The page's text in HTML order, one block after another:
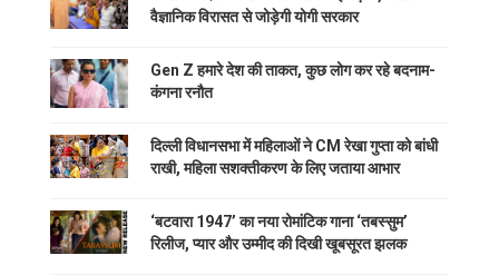
वैज्ञानिक विरासत से जोड़ेगी योगी सरकार
Gen Z हमारे देश की ताकत, कुछ लोग कर रहे बदनाम-
कंगना रनौत
दिल्ली विधानसभा में महिलाओं ने CM रेखा गुप्ता को बांधी
राखी, महिला सशक्तीकरण के लिए जताया आभार
‘बटवारा 1947’ का नया रोमांटिक गाना ‘तबस्सुम’
रिलीज, प्यार और उम्मीद की दिखी खूबसूरत झलक